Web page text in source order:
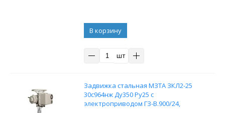
В корзину
шт
Задвижка стальная МЗТА ЗКЛ2-25
30с964нж Ду350 Ру25 с
электроприводом ГЗ-В.900/24,